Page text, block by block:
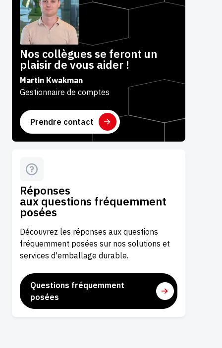
Nos collègues se feront un
plaisir de vous aider !
Martin Kwakman
Gestionnaire de comptes
Prendre contact
Réponses
aux questions fréquemment
posées
Découvrez les réponses aux questions
fréquemment posées sur nos solutions et
services d'emballage durable.
Questions fréquemment
posées